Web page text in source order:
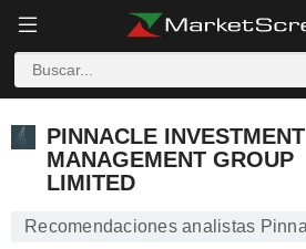
PINNACLE INVESTMENT
MANAGEMENT GROUP
LIMITED
Recomendaciones analistas